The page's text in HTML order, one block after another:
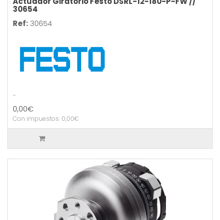
30654
Ref: 30654
..
0,00€
Con impuestos: 0,00€